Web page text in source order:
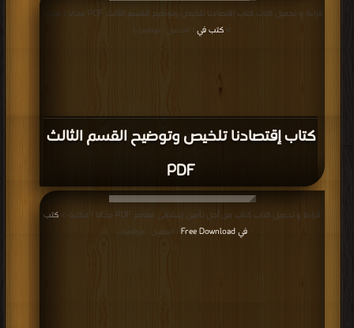
كتب علم الإقتصاد مجانا
كتاب إقتصادنا تلخيص وتوضيح القسم الثالث
PDF
قراءة و تحميل كتاب كتاب إقتصادنا تلخيص وتوضيح القسم الثالث PDF مجانا | مكتبة
> كتب في | التحميل : مرة/مرات
قراءة و تحميل كتاب كتاب من أجل تأمين إسلامى معاصر PDF مجانا | مكتبة >
كتب
في Free Download
| التحميل : مرة/مرات